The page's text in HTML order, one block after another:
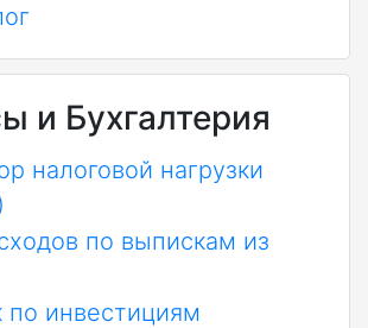
и Бухгалтерия
налоговой нагрузки
по выпискам из
инвестициям